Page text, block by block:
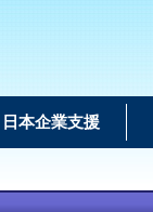
日本企業支援